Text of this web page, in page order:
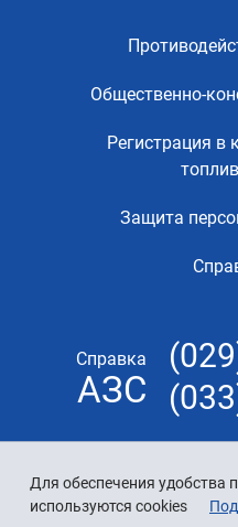
Для обеспечения удобства
используются cookies
Общественно-
Регистрация в
Защита
Справка
АЗС